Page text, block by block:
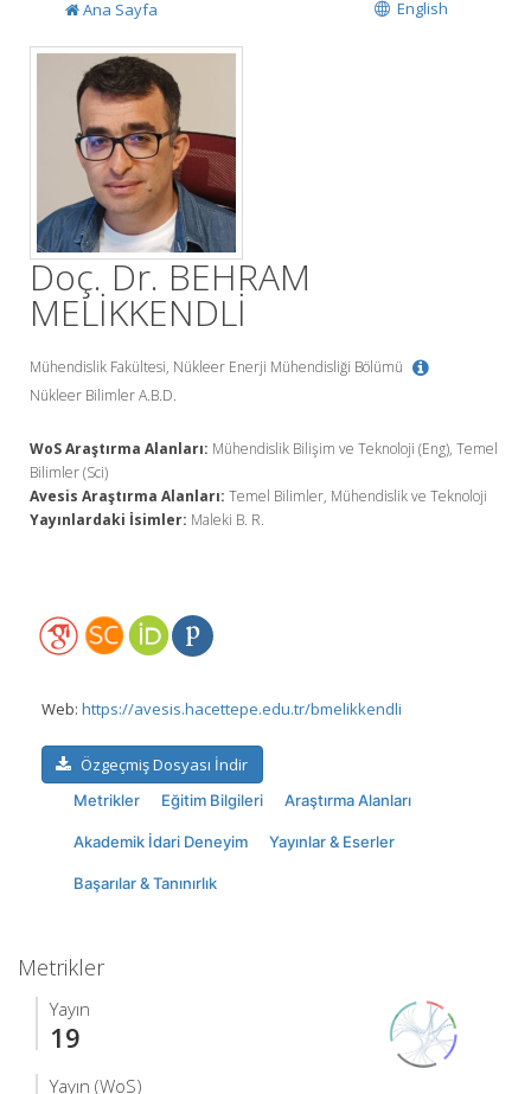
English
Ana Sayfa
Doç. Dr. BEHRAM
MELİKKENDLİ
Mühendislik Fakültesi, Nükleer Enerji Mühendisliği Bölümü
Nükleer Bilimler A.B.D.
WoS Araştırma Alanları: Mühendislik Bilişim ve Teknoloji (Eng), Temel
Bilimler (Sci)
Avesis Araştırma Alanları: Temel Bilimler, Mühendislik ve Teknoloji
Yayınlardaki İsimler: Maleki B. R.
Web: https://avesis.hacettepe.edu.tr/bmelikkendli
Özgeçmiş Dosyası İndir
Metrikler Eğitim Bilgileri Araştırma Alanları
Akademik İdari Deneyim Yayınlar & Eserler
Başarılar & Tanınırlık
Metrikler
Yayın
19
Yayın (WoS)